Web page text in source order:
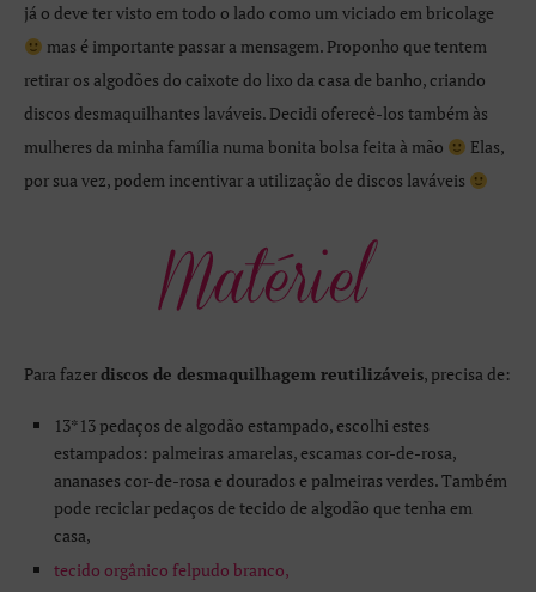
já o deve ter visto em todo o lado como um viciado em bricolage
mas é importante passar a mensagem. Proponho que tentem
retirar os algodões do caixote do lixo da casa de banho, criando
discos desmaquilhantes laváveis. Decidi oferecê-los também às
mulheres da minha família numa bonita bolsa feita à mão
Elas,
por sua vez, podem incentivar a utilização de discos laváveis
Para fazerdiscos de desmaquilhagem reutilizáveis, precisa de:
13*13 pedaços de algodão estampado, escolhi estes
estampados: palmeiras amarelas, escamas cor-de-rosa,
ananases cor-de-rosa e dourados e palmeiras verdes. Também
pode reciclar pedaços de tecido de algodão que tenha em
casa,
tecido orgânico felpudo branco,